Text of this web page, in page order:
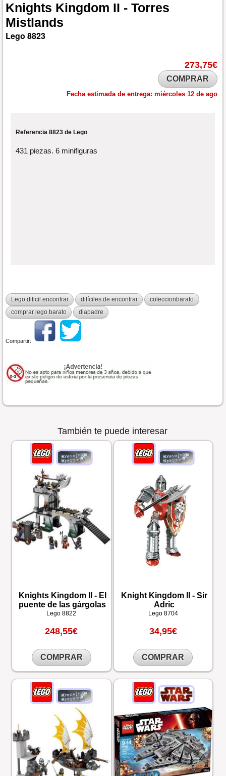
Knights Kingdom II - Torres
Mistlands
Lego 8823
273,75€
COMPRAR
Fecha estimada de entrega: miércoles 12 de ago
Referencia 8823 de Lego
431 piezas. 6 minifiguras
Lego dificil encontrar difíciles de encontrar
coleccionbarato
comprar lego barato
diapadre
Compartir:
También te puede interesar
Knights Kingdom II - El
puente de las gárgolas
Lego 8822
248,55€
COMPRAR
Knight Kingdom II - Sir
Adric
Lego 8704
34,95€
COMPRAR